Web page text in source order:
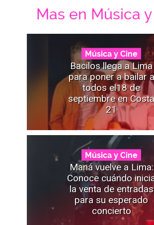
Mas en Música
Música y Cine
Bacilos llega a Lima
para poner a bailar a
todos el18 de
septiembre en Costa
21
Música y Cine
Maná vuelve a Lima:
Conoce cuándo
la venta de entradas
para su esperado
concierto